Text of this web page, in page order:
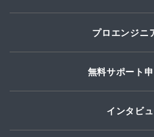
プロエンジニ
無料サポート
インタビ